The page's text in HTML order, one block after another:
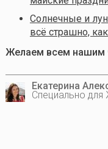
Солнечные и
всё страшно,
Желаем всем нашим
Екатерина
Специально для